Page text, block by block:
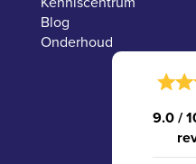
Blog
Onderhoud
9.0 /